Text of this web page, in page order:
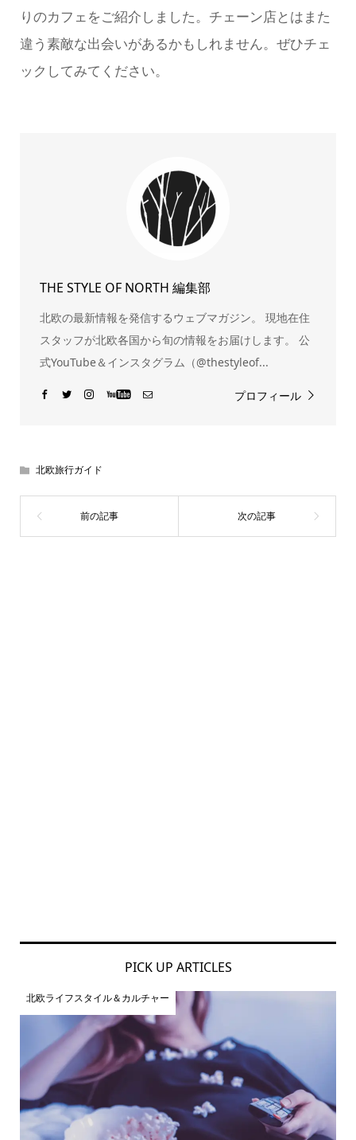
りのカフェをご紹介しました。チェーン店とはまた
違う素敵な出会いがあるかもしれません。ぜひチェ
ックしてみてください。
THE STYLE OF NORTH 編集部
北欧の最新情報を発信するウェブマガジン。 現地在住
スタッフが北欧各国から旬の情報をお届けします。 公
式YouTube＆インスタグラム（@thestyleof...
プロフィール
北欧旅行ガイド
PICK UP ARTICLES
北欧ライフスタイル＆カルチャー